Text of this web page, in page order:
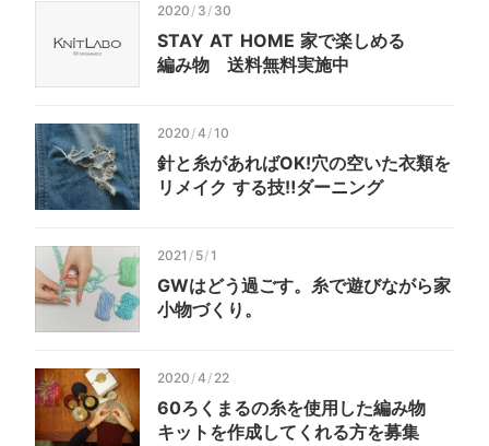
2020 / 3 / 30
STAY AT HOME 家で楽しめる
編み物 送料無料実施中
2020 /4 /10
針と 糸があればOK!穴の空いた衣類を
リメイク する技‼ダーニング
2021 / 5/1
GWはどう過ごす。 糸で遊びながら家
小物づくり。
2020 /4 / 22
60ろく まるの糸を使用した編み物
キットを作成してくれる方を募集